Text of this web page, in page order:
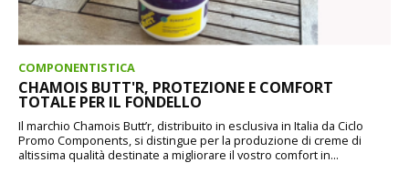
COMPONENTISTICA
CHAMOIS BUTT'R, PROTEZIONE E COMFORT
TOTALE PER IL FONDELLO
Il marchio Chamois Butt’r, distribuito in esclusiva in Italia da Ciclo
Promo Components, si distingue per la produzione di creme di
altissima qualità destinate a migliorare il vostro comfort in...